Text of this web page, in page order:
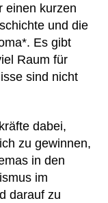
einen kurzen
und die
Es gibt
Raum für
sind nicht
dabei,
zu gewinnen,
in den
im
darauf zu